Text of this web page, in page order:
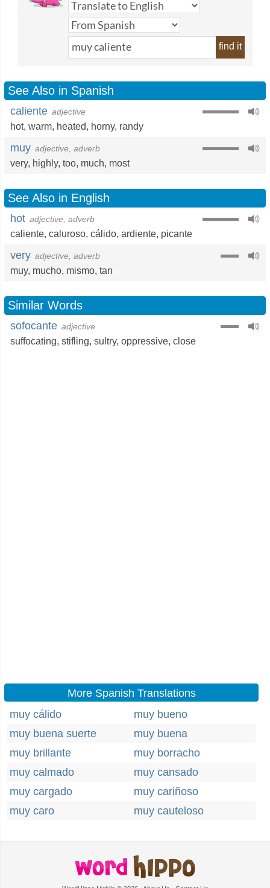
find it
See Also in Spanish
caliente adjective
hot, warm, heated, horny, randy
muy adjective, adverb
very, highly, too, much, most
See Also in English
hot adjective, adverb
caliente, caluroso, cálido, ardiente, picante
very adjective, adverb
muy, mucho, mismo, tan
Similar Words
sofocante adjective
suffocating, stifling, sultry, oppressive, close
More Spanish Translations
muy cálido
muy bueno
muy buena suerte
muy buena
muy brillante
muy borracho
muy calmado
muy cansado
muy cargado
muy cariñoso
muy caro
muy cauteloso